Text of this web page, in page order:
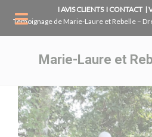
I AVIS CLIENTS I CONTACT |
Témoignage de Marie-Laure et Rebelle –
Marie-Laure et
Panneau de gestion des cookies